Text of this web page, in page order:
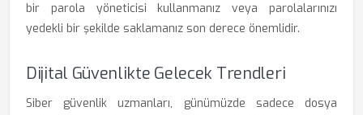
bir parola yöneticisi kullanmanız veya parolalarınızı
yedekli bir şekilde saklamanız son derece önemlidir.
Dijital Güvenlikte Gelecek Trendleri
Siber güvenlik uzmanları, günümüzde sadece dosya